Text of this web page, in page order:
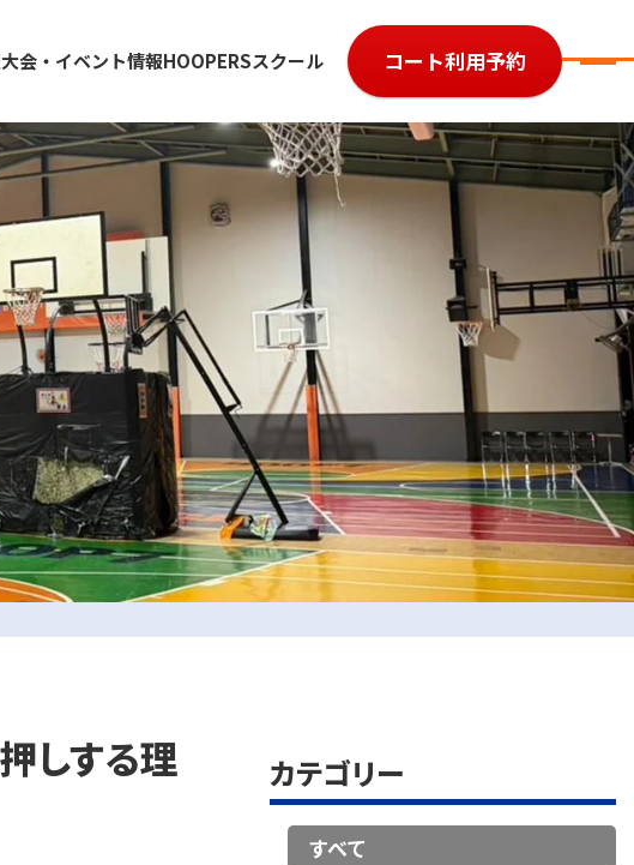
堺店
大会・イベント情報
ルール・レベル
よくある質問
大会規約
大会予約履歴
HOOPERSスクール コート利用予約
｜HOOP7
しする理
カテゴリー
すべて